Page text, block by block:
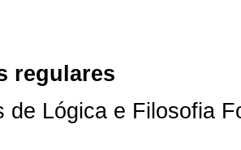
regulares
de Lógica e Filosofia